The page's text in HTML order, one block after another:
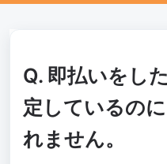
Q. 即払いをし
定しているの
れません。